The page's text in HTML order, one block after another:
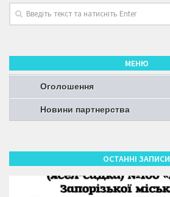
МЕНЮ
Оголошення
Новини партнерства
ОСТАННІ ЗАПИСИ